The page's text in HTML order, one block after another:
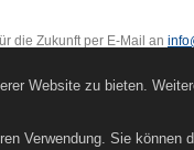
die Zukunft per E-Mail an
Website zu bieten.
Verwendung. Sie können